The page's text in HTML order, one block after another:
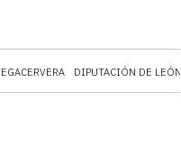
DIPUTACIÓN DE LEÓN